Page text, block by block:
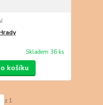
Skladem 36 ks
košíku
z 1